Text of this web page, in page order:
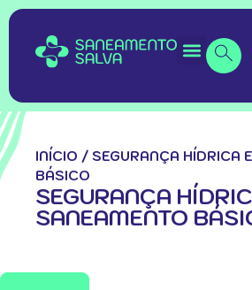
INÍCIO / SEGURANÇA HÍDRICA
BÁSICO
SEGURANÇA
SANEAMENTO